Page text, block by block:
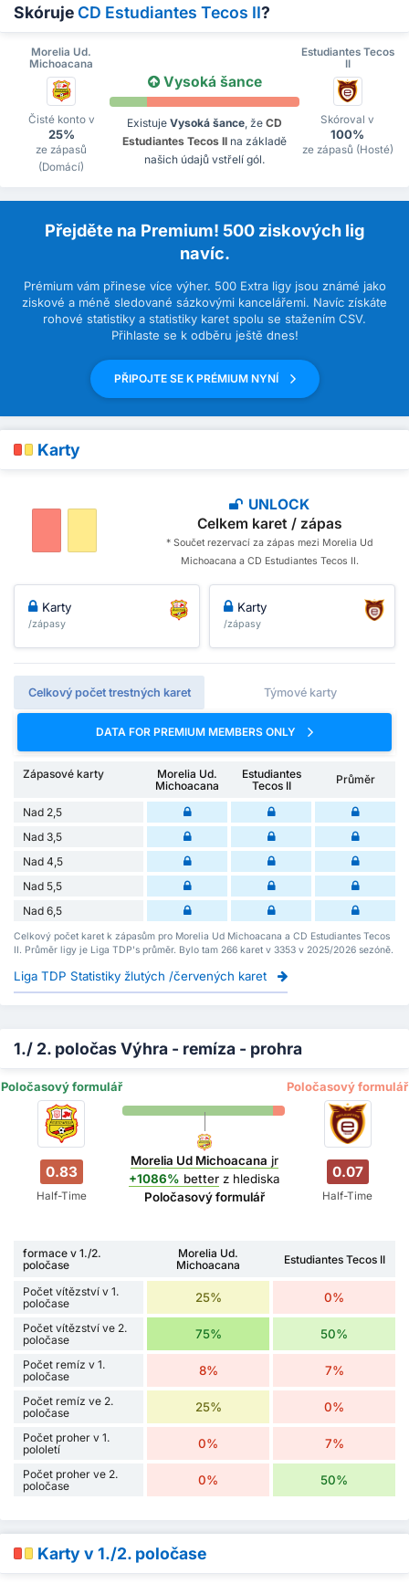
Skóruje CD Estudiantes Tecos II?
Morelia Ud.
Michoacana
Estudiantes Tecos
II
Čisté konto v
25%
ze zápasů
(Domácí)
Vysoká šance
Existuje Vysoká šance, že CD
Estudiantes Tecos II na základě
našich údajů vstřelí gól.
Skóroval v
100%
ze zápasů (Hosté)
Přejděte na Premium! 500 ziskových lig
navíc.
Prémium vám přinese více výher. 500 Extra ligy jsou známé jako
ziskové a méně sledované sázkovými kancelářemi. Navíc získáte
rohové statistiky a statistiky karet spolu se stažením CSV.
Přihlaste se k odběru ještě dnes!
PŘIPOJTE SE K PRÉMIUM NYNÍ
Karty
UNLOCK
Celkem karet / zápas
* Součet rezervací za zápas mezi Morelia Ud
Michoacana a CD Estudiantes Tecos II.
Karty
/zápasy
Karty
/zápasy
Celkový počet trestných karet Týmové karty
DATA FOR PREMIUM MEMBERS ONLY
Zápasové karty
Morelia Ud.
Michoacana
Estudiantes
Tecos II
Průměr
Nad 2,5
Nad 3,5
Nad 4,5
Nad 5,5
Nad 6,5
Celkový počet karet k zápasům pro Morelia Ud Michoacana a CD Estudiantes Tecos
II. Průměr ligy je Liga TDP's průměr. Bylo tam 266 karet v 3353 v 2025/2026 sezóně.
Liga TDP Statistiky žlutých /červených karet
1./ 2. poločas Výhra - remíza - prohra
Poločasový formulář Poločasový formulář
0.83
Half-Time
Morelia Ud Michoacana jr
+1086% better z hlediska
Poločasový formulář
0.07
Half-Time
formace v 1./2.
poločase
Morelia Ud.
Michoacana
Estudiantes Tecos II
Počet vítězství v 1.
poločase
25% 0%
Počet vítězství ve 2.
poločase
75% 50%
Počet remíz v 1.
poločase
8% 7%
Počet remíz ve 2.
poločase
25% 0%
Počet proher v 1.
pololetí
0% 7%
Počet proher ve 2.
poločase
0% 50%
Karty v 1./2. poločase